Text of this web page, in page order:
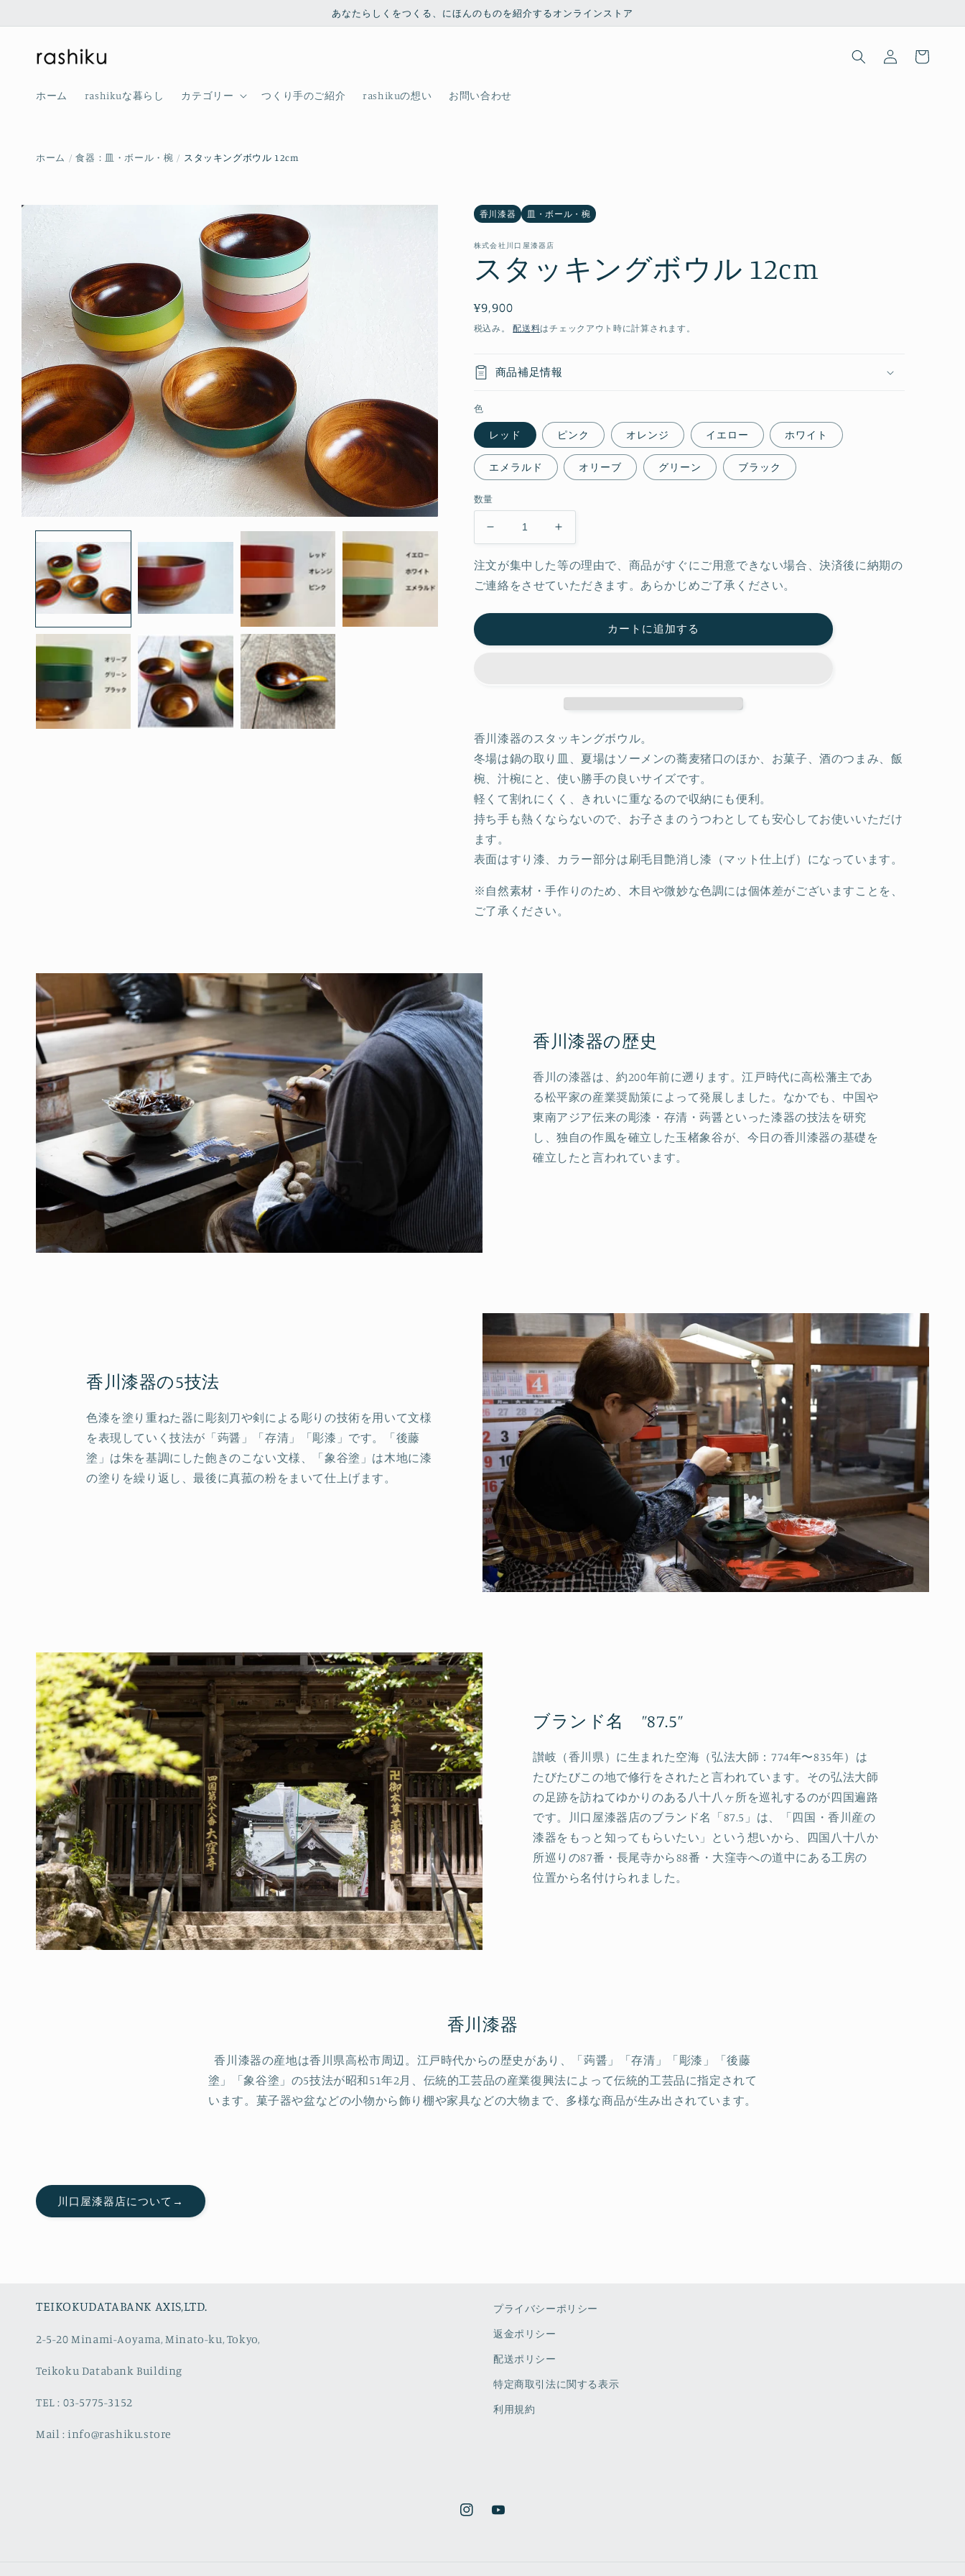
進む
あなたらしくをつくる、にほんのものを紹介するオンラインストア
ホーム rashikuな暮らし カテゴリー つくり手のご紹介 rashikuの想い お問い合わせ
ロ
グ
イ
ー
ホーム 食器：皿・ボール・椀 スタッキングボウル 12cm
商品情
香川漆器 皿・ボール・椀
株式会社川口屋漆器店
スタッキングボウル 12cm
通
常
格
¥9,900
税込み。配送料はチェックアウト時に計算されます。
商品補足情報
色
レッド ピンク オレンジ イエロー ホワイト
エメラルド オリーブ グリーン ブラック
数量
ッ
キ
量
を
減
ら
す
ス
ッ
キ
量
を
増
や
す
注文が集中した等の理由で、商品がすぐにご用意できない場合、決済後に納期の
ご連絡をさせていただきます。あらかじめご了承ください。
カートに追加する
香川漆器のスタッキングボウル。
冬場は鍋の取り皿、夏場はソーメンの蕎麦猪口のほか、お菓子、酒のつまみ、飯
椀、汁椀にと、使い勝手の良いサイズです。
軽くて割れにくく、きれいに重なるので収納にも便利。
持ち手も熱くならないので、お子さまのうつわとしても安心してお使いいただけ
ます。
表面はすり漆、カラー部分は刷毛目艶消し漆（マット仕上げ）になっています。
※自然素材・手作りのため、木目や微妙な色調には個体差がございますことを、
ご了承ください。
香川漆器の歴史
香川の漆器は、約200年前に遡ります。江戸時代に高松藩主であ
る松平家の産業奨励策によって発展しました。なかでも、中国や
東南アジア伝来の彫漆・存清・蒟醤といった漆器の技法を研究
し、独自の作風を確立した玉楮象谷が、今日の香川漆器の基礎を
確立したと言われています。
香川漆器の5技法
色漆を塗り重ねた器に彫刻刀や剣による彫りの技術を用いて文様
を表現していく技法が「蒟醤」「存清」「彫漆」です。「後藤
塗」は朱を基調にした飽きのこない文様、「象谷塗」は木地に漆
の塗りを繰り返し、最後に真菰の粉をまいて仕上げます。
ブランド名 ”87.5”
讃岐（香川県）に生まれた空海（弘法大師：774年〜835年）は
たびたびこの地で修行をされたと言われています。その弘法大師
の足跡を訪ねてゆかりのある八十八ヶ所を巡礼するのが四国遍路
です。川口屋漆器店のブランド名「87.5」は、「四国・香川産の
漆器をもっと知ってもらいたい」という想いから、四国八十八か
所巡りの87番・長尾寺から88番・大窪寺への道中にある工房の
位置から名付けられました。
香川漆器
香川漆器の産地は香川県高松市周辺。江戸時代からの歴史があり、「蒟醤」「存清」「彫漆」「後藤
塗」「象谷塗」の5技法が昭和51年2月、伝統的工芸品の産業復興法によって伝統的工芸品に指定されて
います。菓子器や盆などの小物から飾り棚や家具などの大物まで、多様な商品が生み出されています。
川口屋漆器店について→
TEIKOKUDATABANK AXIS,LTD.
2-5-20 Minami-Aoyama, Minato-ku, Tokyo,
Teikoku Databank Building
TEL : 03-5775-3152
Mail : info@rashiku.store
プライバシーポリシー
返金ポリシー
配送ポリシー
特定商取引法に関する表示
利用規約
InstagramYouTube